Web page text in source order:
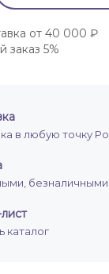
от 40 000 ₽
заказ 5%
в любую точку
каталог